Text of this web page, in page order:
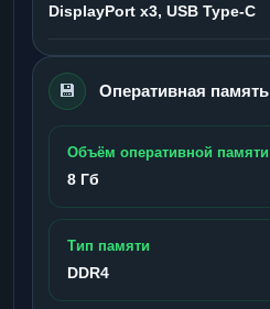
DisplayPort x3, USB Type-C
💾 Оперативная память
Объём оперативной памяти
8 Гб
Тип памяти
DDR4